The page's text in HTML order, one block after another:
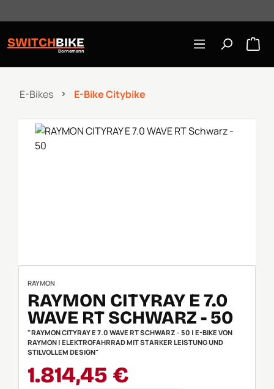
SWITCHBIKE
Bornemann
E-Bikes E-Bike Citybike
Bildergalerie überspringen
RAYMON
RAYMON CITYRAY E 7.0
WAVE RT SCHWARZ - 50
"RAYMON CITYRAY E 7.0 WAVE RT SCHWARZ - 50 | E-BIKE VON
RAYMON | ELEKTROFAHRRAD MIT STARKER LEISTUNG UND
STILVOLLEM DESIGN"
Verkaufspreis:
1.814,45 €